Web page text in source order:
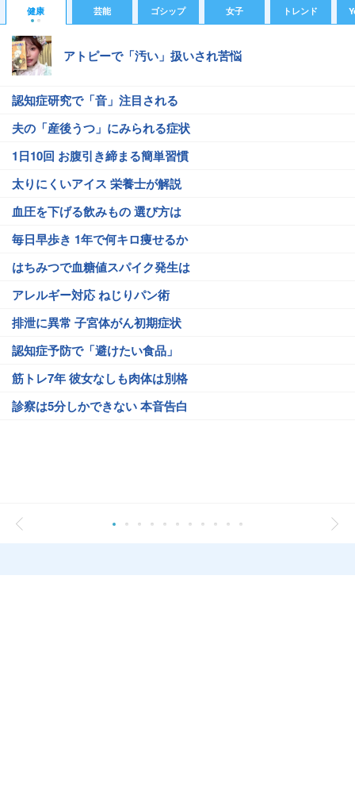
健康 芸能 ゴシップ 女子 トレンド
アトピーで「汚い」扱いされ苦悩
認知症研究で「音」注目される
夫の「産後うつ」にみられる症状
1日10回 お腹引き締まる簡単習慣
太りにくいアイス 栄養士が解説
血圧を下げる飲みもの 選び方は
毎日早歩き 1年で何キロ痩せるか
はちみつで血糖値スパイク発生は
アレルギー対応 ねじりパン術
排泄に異常 子宮体がん初期症状
認知症予防で「避けたい食品」
筋トレ7年 彼女なしも肉体は別格
診察は5分しかできない 本音告白